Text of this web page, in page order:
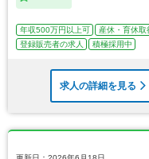
年収500万円以上可 産休・育休取
登録販売者の求人
積極採用中
求人の詳細を見る